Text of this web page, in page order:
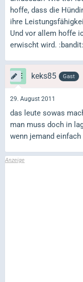
hoffe, dass die
ihre
Und vor allem hoffe
erwischt wird.
keks85 Gast
29. August 2011
das leute sowas
man muss doch in
wenn jemand